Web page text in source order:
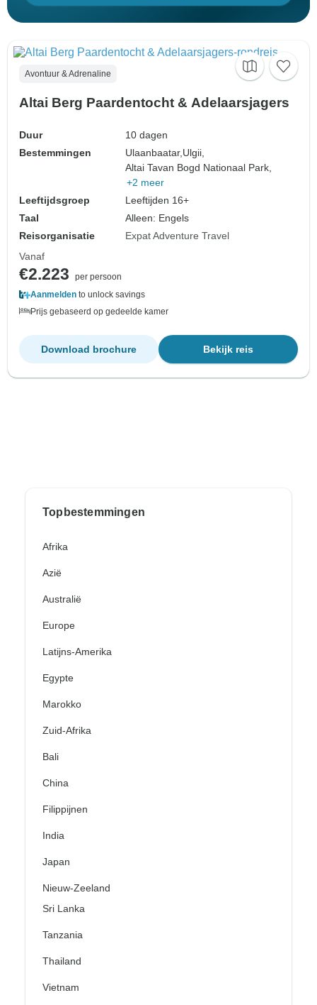
Avontuur & Adrenaline
Altai Berg Paardentocht & Adelaarsjagers
Duur
10 dagen
Bestemmingen
Ulaanbaatar, Ulgii,
Altai Tavan Bogd Nationaal Park,
+2 meer
Leeftijdsgroep
Leeftijden 16+
Taal
Alleen: Engels
Reisorganisatie
Expat Adventure Travel
Vanaf
€2.223
per persoon
Aanmelden to unlock savings
Prijs gebaseerd op gedeelde kamer
Bekijk reis
Download brochure
Topbestemmingen
Afrika
Azië
Australië
Europe
Latijns-Amerika
Egypte
Marokko
Zuid-Afrika
Bali
China
Filippijnen
India
Japan
Nieuw-Zeeland
Sri Lanka
Tanzania
Thailand
Vietnam